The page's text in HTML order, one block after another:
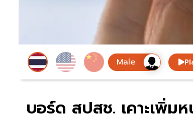
บอร์ด สปสช. เคาะเพิ่ม